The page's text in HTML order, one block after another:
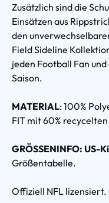
Zusätzlich sind die
Einsätzen aus
den
Field Sideline
jeden Football Fan
Saison.
MATERIAL: 100%
FIT mit 60%
GRÖSSENINFO: US-
Größentabelle.
Offiziell NFL